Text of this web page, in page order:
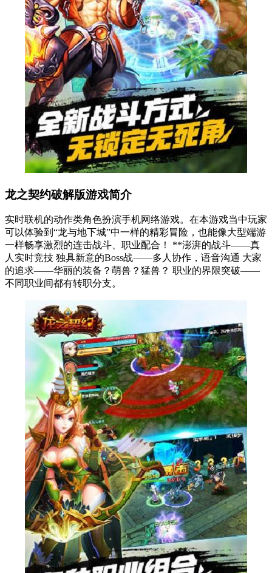
龙之契约破解版游戏简介
实时联机的动作类角色扮演手机网络游戏。在本游戏当中玩家
可以体验到“龙与地下城”中一样的精彩冒险，也能像大型端游
一样畅享激烈的连击战斗、职业配合！ **澎湃的战斗——真
人实时竞技 独具新意的Boss战——多人协作，语音沟通 大家
的追求——华丽的装备？萌兽？猛兽？ 职业的界限突破——
不同职业间都有转职分支。